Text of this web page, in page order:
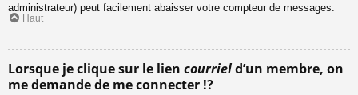
administrateur) peut facilement abaisser votre compteur de messages.
Haut
Lorsque je clique sur le lien courrield’un membre, on
me demande de me connecter !?